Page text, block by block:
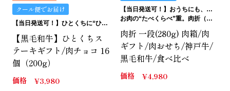
クール便でお届け
【当日発送可！】ひとくちに“ひとくちの贅沢”。ひとくちステーキギフトは、どうです？
【黒毛和牛】ひとくちス
テーキギフト/肉チョコ 16
個（200g）
価格 ¥3,980
【当日発送可！】おうちにも、ギフトにも。ご褒美にも…イケます！
お肉の“たべくらべ”重。肉折（にくおり）
肉折 一段(280g) 肉箱/肉
ギフト/肉おせち/神戸牛/
黒毛和牛/食べ比べ
価格 ¥4,980